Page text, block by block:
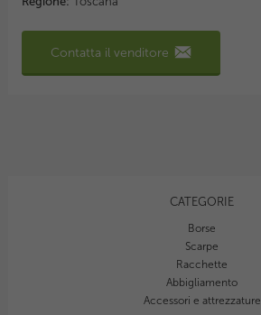
Contatta il venditore
CATEGORIE
Borse
Scarpe
Racchette
Abbigliamento
Accessori e attrezzature